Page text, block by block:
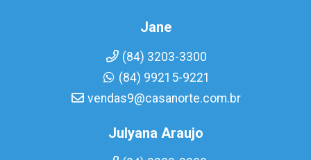
Jane
(84) 3203-3300
(84) 99215-9221
vendas9@casanorte.com.br
Julyana Araujo